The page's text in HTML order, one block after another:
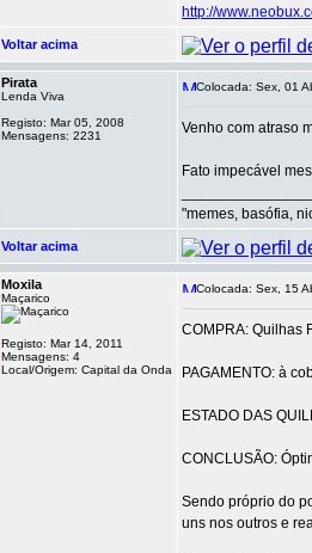
http://
Voltar acima
Pirata
Lenda Viva
Registo: Mar 05, 2008
Mensagens: 2231
Colocada: Sex, 01
Venho com atraso
Fato impecável
"memes, basófia,
Voltar acima
Moxila
Maçarico
Registo: Mar 14, 2011
Mensagens: 4
Local/Origem: Capital da Onda
Colocada: Sex, 15
COMPRA: Quilhas
PAGAMENTO: à
ESTADO DAS
CONCLUSÃO:
Sendo próprio do
uns nos outros e